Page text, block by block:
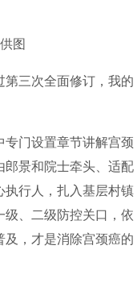
图
三次全面修订，我的
门设置章节讲解宫颈
郎景和院士牵头、适配
执行人，扎入基层村镇
、二级防控关口，依
，才是消除宫颈癌的